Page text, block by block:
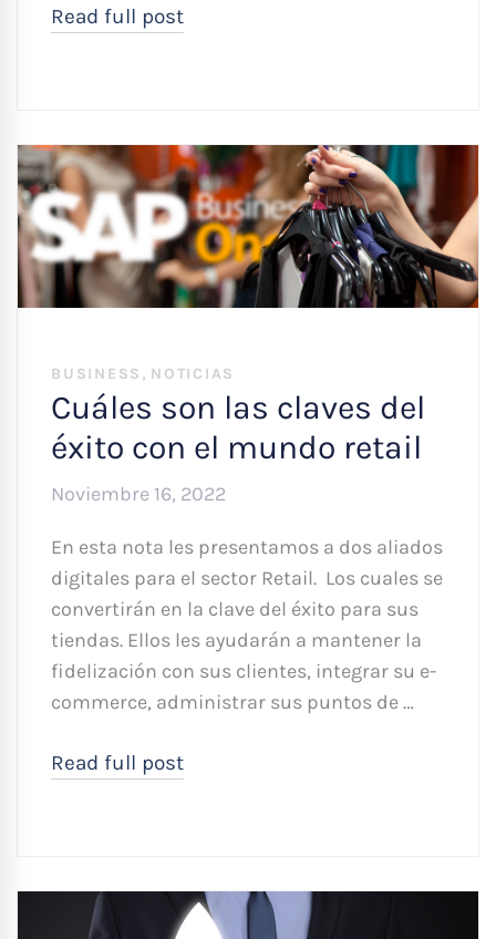
Read full post
BUSINESS , NOTICIAS
Cuáles son las claves del
éxito con el mundo retail
Noviembre 16, 2022
En esta nota les presentamos a dos aliados
digitales para el sector Retail. Los cuales se
convertirán en la clave del éxito para sus
tiendas. Ellos les ayudarán a mantener la
fidelización con sus clientes, integrar su e-
commerce, administrar sus puntos de …
Read full post